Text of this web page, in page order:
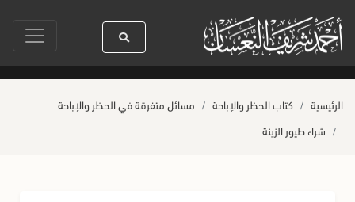
سيدنا رسول الله ﷺ كله رحمة صلاة آخر أربعاء من صفر حياة القلوب
الرئيسية كتاب الحظر والإباحة
مسائل متفرقة في الحظر والإباحة
شراء طيور الزينة